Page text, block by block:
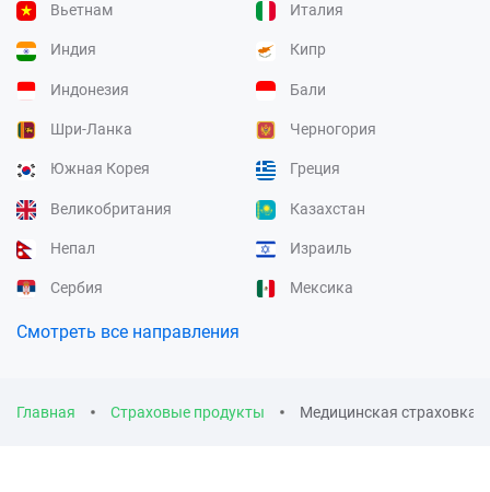
Вьетнам Италия
Индия Кипр
Индонезия Бали
Шри-Ланка Черногория
Южная Корея Греция
Великобритания Казахстан
Непал Израиль
Сербия Мексика
Смотреть все направления
Главная Страховые продукты Медицинская страховка